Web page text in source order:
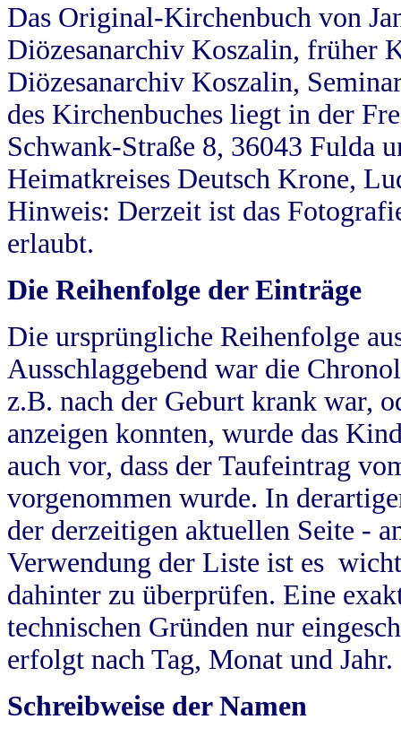
Das Original-Kirchenbuch von
Diözesanarchiv Koszalin, früher
Diözesanarchiv Koszalin,
des Kirchenbuches liegt in der
Schwank-Straße 8, 36043 Fulda
Heimatkreises Deutsch Krone,
Hinweis: Derzeit ist das
erlaubt.
Die Reihenfolge der Einträge
Die ursprüngliche Reihenfolge
Ausschlaggebend war die
z.B. nach der Geburt krank war,
anzeigen konnten, wurde das
auch vor, dass der Taufeintrag
vorgenommen wurde. In
der derzeitigen aktuellen Seite -
Verwendung der Liste ist es
dahinter zu überprüfen. Eine
technischen Gründen nur
erfolgt nach Tag, Monat und Jahr.
Schreibweise der Namen